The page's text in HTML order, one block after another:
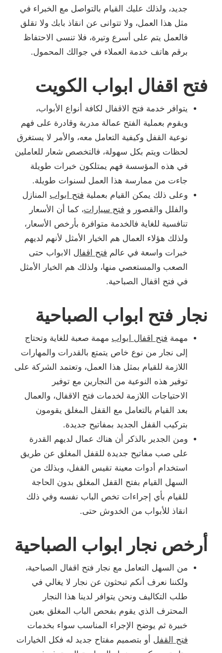
جديد، ولذلك عليك القيام بالتواصل مع الخبراء في
مثل هذا العمل، ولا تتوانى عن انقاذ بابك ولا تقلق
فالعمل يتم على أسرع وتيرة، فلا تنسى الاحتفاظ
برقم هاتف خدمة العملاء في جوالك المحمول.
فتح اقفال ابواب الكويت
يتوافر خدمة فتح الاقفال لكافة أنواع الأبواب،
ويقوم بعملية الفتح عمالة مدربة وقادرة على فهم
نوعية القفل وكيفية التعامل معه، والأمر لا يستغرق
لحظات ويتم بكل سهولة، فالتخصص شعار للعاملين
في هذه المؤسسة فهم يمتلكون خبرات طويلة
جاءت من ممارسة هذا العمل لسنوات طويلة.
وعلى ذلك يمكن القيام بعملية فتح ابواب المنازل
والفلل والقصور و فتح سيارات، كما أن الأسعار
تنافسية للغاية فالخدمة متوافرة بأرخص الأسعار،
ولذلك هؤلاء العمال هم الخيار الأمثل لأنهم لديهم
خبرات واسعة في عالم فتح اقفال الابواب حتى
الصعب والمستعصي منها، ولذلك هم الخيار الأمثل
في فتح اقفال الصباحية.
نجار فتح ابواب الصباحية
مهمة فتح اقفال ابواب مهمة صعبة للغاية وتحتاج
إلى نجار من نوع خاص يتمتع بالقدرات والمهارات
اللازمة للقيام بمثل هذا العمل، وتعتمد الشركة على
توفير هذه النوعية من النجارين مع توفير
الاحتياجات اللازمة لخدمات فتح الاقفال، والعمال
بعد القيام بالتعامل مع القفل المغلق يقومون
بتركيب القفل الجديد بمفاتيح جديدة.
ومن الجدير بالذكر أن هناك عمال لديهم القدرة
على صب مفاتيح جديدة للقفل المغلق عن طريق
استخدام أدوات معينة تقيس القفل، وبذلك من
السهل القيام بفتح القفل المغلق بدون الحاجة
للقيام بأي إجراءات تخص الباب نفسه وفي ذلك
انقاذ للأبواب من الخدوش حتى.
أرخص نجار ابواب الصباحية
من السهل التعامل مع نجار فتح اقفال الصباحية،
ولكننا نعرف أنكم تبحثون عن نجار لا يغالي في
طلب التكاليف ونحن يتوافر لدينا هذا النجار
المحترف الذي يقوم بفحص الباب المغلق بعين
خبيرة ثم يوضح الإجراء المناسب سواء بخدمات
فتح القفل أو بتصميم مفتاح جديد له فكل الخيارات